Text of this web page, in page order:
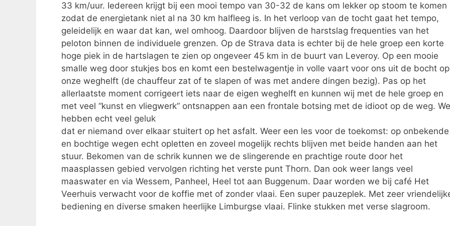
33 km/uur. Iedereen krijgt bij een mooi tempo van 30-32 de kans om lekker op stoom te komen
zodat de energietank niet al na 30 km halfleeg is. In het verloop van de tocht gaat het tempo,
geleidelijk en waar dat kan, wel omhoog. Daardoor blijven de harstslag frequenties van het
peloton binnen de individuele grenzen. Op de Strava data is echter bij de hele groep een korte
hoge piek in de hartslagen te zien op ongeveer 45 km in de buurt van Leveroy. Op een mooie
smalle weg door stukjes bos en komt een bestelwagentje in volle vaart voor ons uit de bocht op
onze weghelft (de chauffeur zat of te slapen of was met andere dingen bezig). Pas op het
allerlaatste moment corrigeert iets naar de eigen weghelft en kunnen wij met de hele groep en
met veel “kunst en vliegwerk” ontsnappen aan een frontale botsing met de idioot op de weg. We
hebben echt veel geluk
dat er niemand over elkaar stuitert op het asfalt. Weer een les voor de toekomst: op onbekende
en bochtige wegen echt opletten en zoveel mogelijk rechts blijven met beide handen aan het
stuur. Bekomen van de schrik kunnen we de slingerende en prachtige route door het
maasplassen gebied vervolgen richting het verste punt Thorn. Dan ook weer langs veel
maaswater en via Wessem, Panheel, Heel tot aan Buggenum. Daar worden we bij café Het
Veerhuis verwacht voor de koffie met of zonder vlaai. Een super pauzeplek. Met zeer
bediening en diverse smaken heerlijke Limburgse vlaai. Flinke stukken met verse slagroom.